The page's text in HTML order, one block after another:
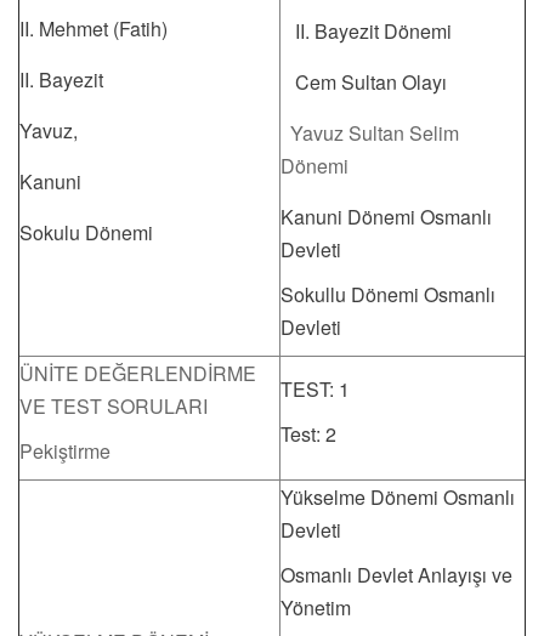
II. Mehmet (Fatih)
II. Bayezit
Yavuz,
Kanuni
Sokulu Dönemi
II. Bayezit Dönemi
Cem Sultan Olayı
Yavuz Sultan Selim
Dönemi
Kanuni Dönemi Osmanlı
Devleti
Sokullu Dönemi Osmanlı
Devleti
ÜNİTE DEĞERLENDİRME
VE TEST SORULARI
Pekiştirme
TEST: 1
Test: 2
Yükselme Dönemi Osmanlı
Devleti
Osmanlı Devlet Anlayışı ve
Yönetim